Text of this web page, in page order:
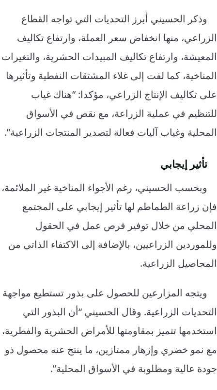
وذكر الحسيني أبرز التحديات التي تواجه القطاع
الزراعي، منها انخفاض سعر العملة، وارتفاع تكاليف
المعيشة، وارتفاع تكاليف المبيدات الحشرية، والتغيرات
المناخية، كما لفت إلى غلاء المشتقات النفطية وتأثيرها
على تكاليف الإنتاج الزراعي، مؤكدا: “هناك غياب
للتنظيم في عملية الزراعة، مع نقص في الأسواق
المحلية وغياب آليات فعالة لتصدير المنتجات الزراعية”.
تأثير إيجابي
وبحسب الحسيني، رغم الأجواء المناخية غير الملائمة،
فإن زراعة الطماطم لها تأثير إيجابي على المجتمع
المحلي من خلال توفير فرص عمل في الحقول
وللموردين الزراعيين، بالإضافة إلى الاكتفاء الذاتي من
المحاصيل الزراعية.
ويتجه المزارعين للحصول على بذور تستطيع مواجهة
التحديات الزراعية. وقال الحسيني “أن البذور التي
استخدمها تتميز بمقاومتها للأمراض الحشرية والفطرية،
مع نمو خضري وإزهار ممتازين، ما ينتج عنه محصول ذو
جودة عالية ومطلوبة في الأسواق المحلية”.